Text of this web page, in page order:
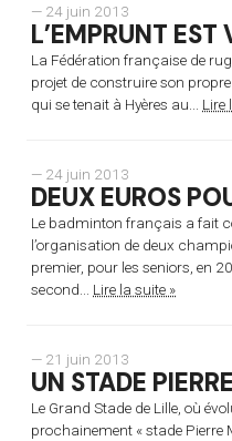
— 24 juin 2013
L’EMPRUNT EST
La Fédération française de
projet de construire son
qui se tenait à Hyères au... Lire
— 24 juin 2013
DEUX EUROS
Le badminton français a fait
l’organisation de deux
premier, pour les seniors, en
second... Lire la suite »
— 21 juin 2013
UN STADE
Le Grand Stade de Lille, où
prochainement « stade Pierre